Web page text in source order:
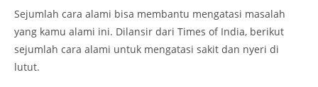
Sejumlah cara alami bisa membantu mengatasi masalah
yang kamu alami ini. Dilansir dari Times of India, berikut
sejumlah cara alami untuk mengatasi sakit dan nyeri di
lutut.